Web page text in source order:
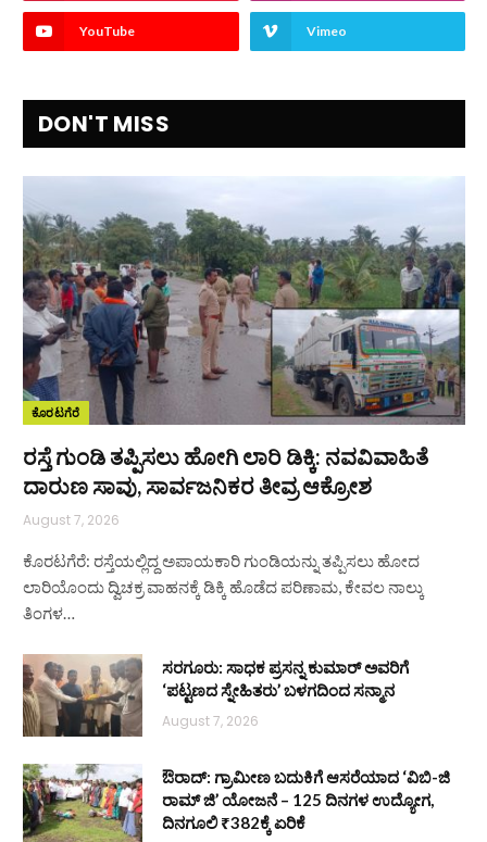
YouTube Vimeo
DON'T MISS
ಕೊರಟಗೆರೆ
ರಸ್ತೆ ಗುಂಡಿ ತಪ್ಪಿಸಲು ಹೋಗಿ ಲಾರಿ ಡಿಕ್ಕಿ: ನವವಿವಾಹಿತೆ
ದಾರುಣ ಸಾವು, ಸಾರ್ವಜನಿಕರ ತೀವ್ರ ಆಕ್ರೋಶ
August 7, 2026
ಕೊರಟಗೆರೆ: ರಸ್ತೆಯಲ್ಲಿದ್ದ ಅಪಾಯಕಾರಿ ಗುಂಡಿಯನ್ನು ತಪ್ಪಿಸಲು ಹೋದ
ಲಾರಿಯೊಂದು ದ್ವಿಚಕ್ರ ವಾಹನಕ್ಕೆ ಡಿಕ್ಕಿ ಹೊಡೆದ ಪರಿಣಾಮ, ಕೇವಲ ನಾಲ್ಕು
ತಿಂಗಳ…
ಸರಗೂರು: ಸಾಧಕ ಪ್ರಸನ್ನ ಕುಮಾರ್ ಅವರಿಗೆ
‘ಪಟ್ಟಣದ ಸ್ನೇಹಿತರು’ ಬಳಗದಿಂದ ಸನ್ಮಾನ
August 7, 2026
ಔರಾದ್: ಗ್ರಾಮೀಣ ಬದುಕಿಗೆ ಆಸರೆಯಾದ ‘ವಿಬಿ-ಜಿ
ರಾಮ್ ಜಿ’ ಯೋಜನೆ – 125 ದಿನಗಳ ಉದ್ಯೋಗ,
ದಿನಗೂಲಿ ₹382ಕ್ಕೆ ಏರಿಕೆ